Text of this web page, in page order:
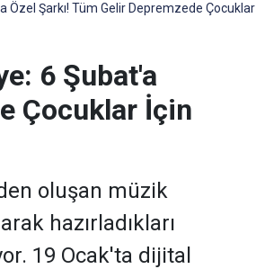
Şarkı! Tüm Gelir Depremzede
6 Şubat'a
Çocuklar İçin
oluşan müzik
hazırladıkları
19 Ocak'ta dijital